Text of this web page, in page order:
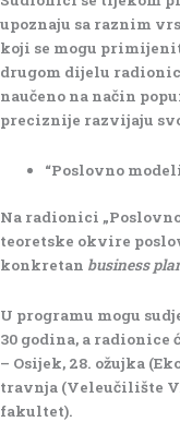
upoznaju sa raznim
koji se mogu
drugom dijelu
naučeno na način
preciznije razvijaju
“Poslovno
Na radionici
teoretske okvire
konkretan business
U programu mogu
30 godina, a radionice
– Osijek, 28. ožujka
travnja (Veleučilište
fakultet).